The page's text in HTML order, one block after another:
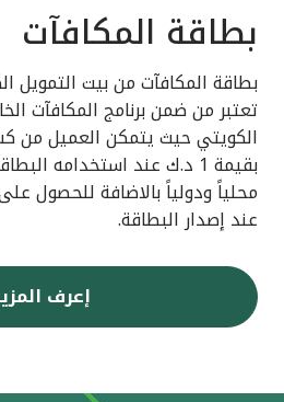
بطاقة المكافآت
بطاقة المكافآت من بيت التمويل
تعتبر من ضمن برنامج المكافآت
بقيمة 1 د.ك عند استخدامه
عند إصدار البطاقة.
إعرف